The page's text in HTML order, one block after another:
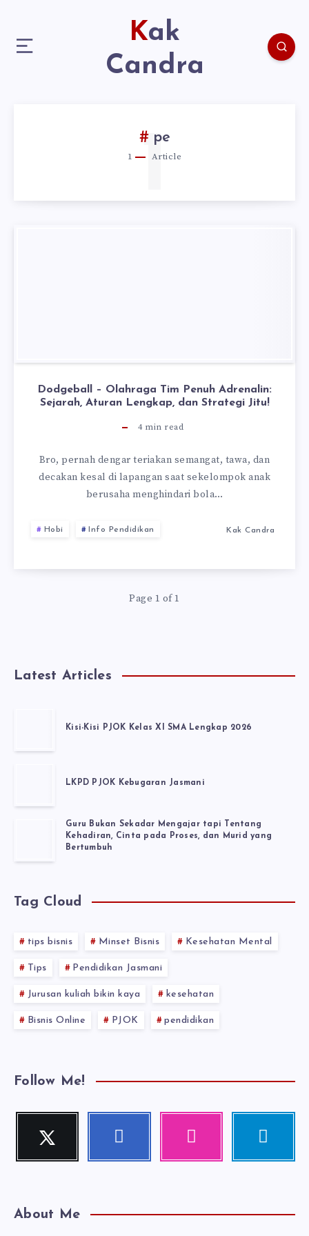
Kak
Candra
pe
1 Article
1
Dodgeball – Olahraga Tim Penuh Adrenalin:
Sejarah, Aturan Lengkap, dan Strategi Jitu!
4min read
Bro, pernah dengar teriakan semangat, tawa, dan
decakan kesal di lapangan saat sekelompok anak
berusaha menghindari bola…
Hobi Info Pendidikan Kak Candra
Page 1 of 1
Latest Articles
Kisi-Kisi PJOK Kelas XI SMA Lengkap 2026
LKPD PJOK Kebugaran Jasmani
Guru Bukan Sekadar Mengajar tapi Tentang
Kehadiran, Cinta pada Proses, dan Murid yang
Bertumbuh
Tag Cloud
tips bisnis Minset Bisnis Kesehatan Mental
Tips Pendidikan Jasmani
Jurusan kuliah bikin kaya kesehatan
Bisnis Online PJOK pendidikan
Follow Me!
Twitter
Follow
Facebook Instagram Telegram
About Me